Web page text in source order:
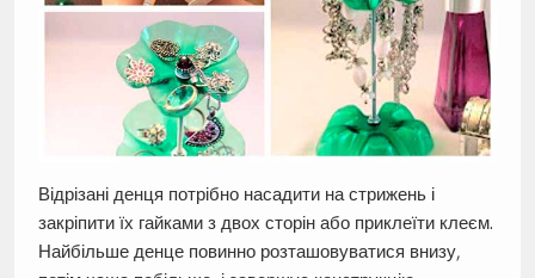
Відрізані денця потрібно насадити на стрижень і
закріпити їх гайками з двох сторін або приклеїти клеєм.
Найбільше денце повинно розташовуватися внизу,